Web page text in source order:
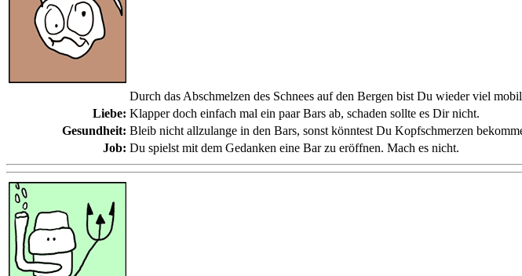
Durch das Abschmelzen des Schnees auf den Bergen bist Du wieder viel
Liebe: Klapper doch einfach mal ein paar Bars ab, schaden sollte es Dir nicht.
Gesundheit: Bleib nicht allzulange in den Bars, sonst könntest Du Kopfschmerzen
Job: Du spielst mit dem Gedanken eine Bar zu eröffnen. Mach es nicht.